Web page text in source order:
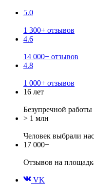
5.0
1 300+ отзывов
4.6
14 000+ отзывов
4.8
1 000+ отзывов
16 лет
Безупречной работы
> 1 млн
Человек выбрали нас
17 000+
Отзывов на
VK